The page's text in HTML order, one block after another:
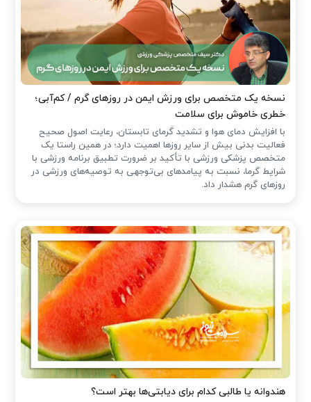
نسخه یک متخصص برای ورزش ایمن در روزهای گرم / کم‌آبی؛
خطری خاموش برای سلامت
با افزایش دمای هوا و تشدید گرمای تابستان، رعایت اصول صحیح
فعالیت بدنی بیش از سایر روزها اهمیت دارد؛ در همین راستا یک
متخصص پزشکی ورزشی با تأکید بر ضرورت تطبیق برنامه ورزشی با
شرایط گرما، نسبت به پیامدهای بی‌توجهی به توصیه‌های ورزشی در
روزهای گرم هشدار داد.
هندوانه یا طالبی کدام برای دیابتی‌ها بهتر است؟